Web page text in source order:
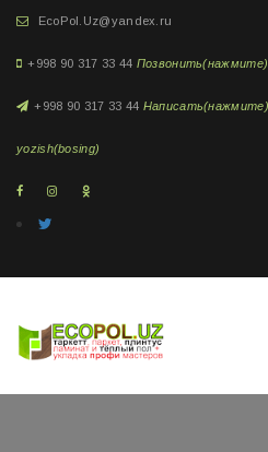
EcoPol.Uz@yandex.ru
+998 90 317 33 44 Позвонить(нажмите)
+998 90 317 33 44 Написать(нажмите)
yozish(bosing)